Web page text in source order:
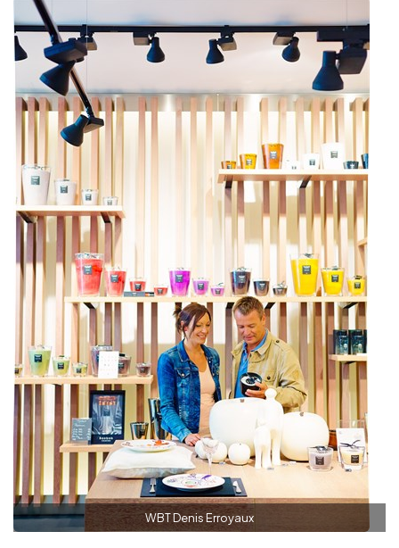
WBT Denis Erroyaux